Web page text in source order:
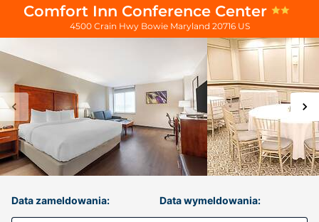
Comfort Inn Conference Center
4500 Crain Hwy Bowie Maryland 20716 US
Data zameldowania: Data wymeldowania: